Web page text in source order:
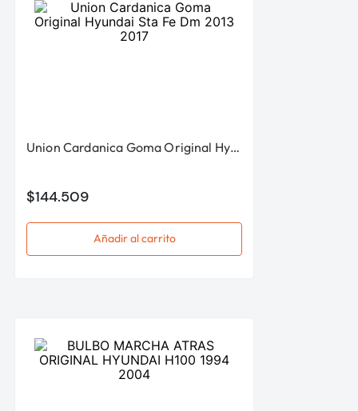
Union Cardanica Goma Original Hyundai Sta Fe Dm 2013 2017
$144.509
Añadir al carrito